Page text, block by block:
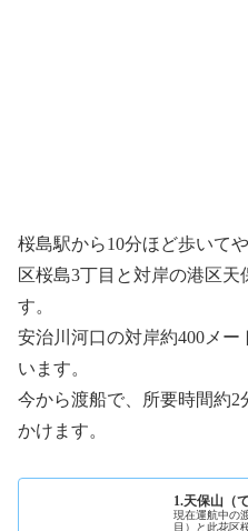
桜島駅から10分ほど歩いて
区桜島3丁目と対岸の港区
す。
安治川河口の対岸約400メ
います。
今から渡船で、所要時間約2
かけます。
1.天保山（
現在運航中の
目）と此花区